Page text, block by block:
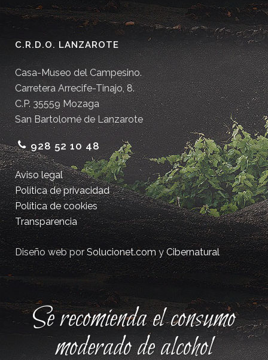
C.R.D.O. LANZAROTE
Casa-Museo del Campesino.
Carretera Arrecife-Tinajo, 8.
C.P. 35559 Mozaga
San Bartolomé de Lanzarote
928 52 10 48
Aviso legal
Política de privacidad
Política de cookies
Transparencia
Diseño web porSolucionet.comyCibernatural
Se recomienda el consumo
moderado de alcohol